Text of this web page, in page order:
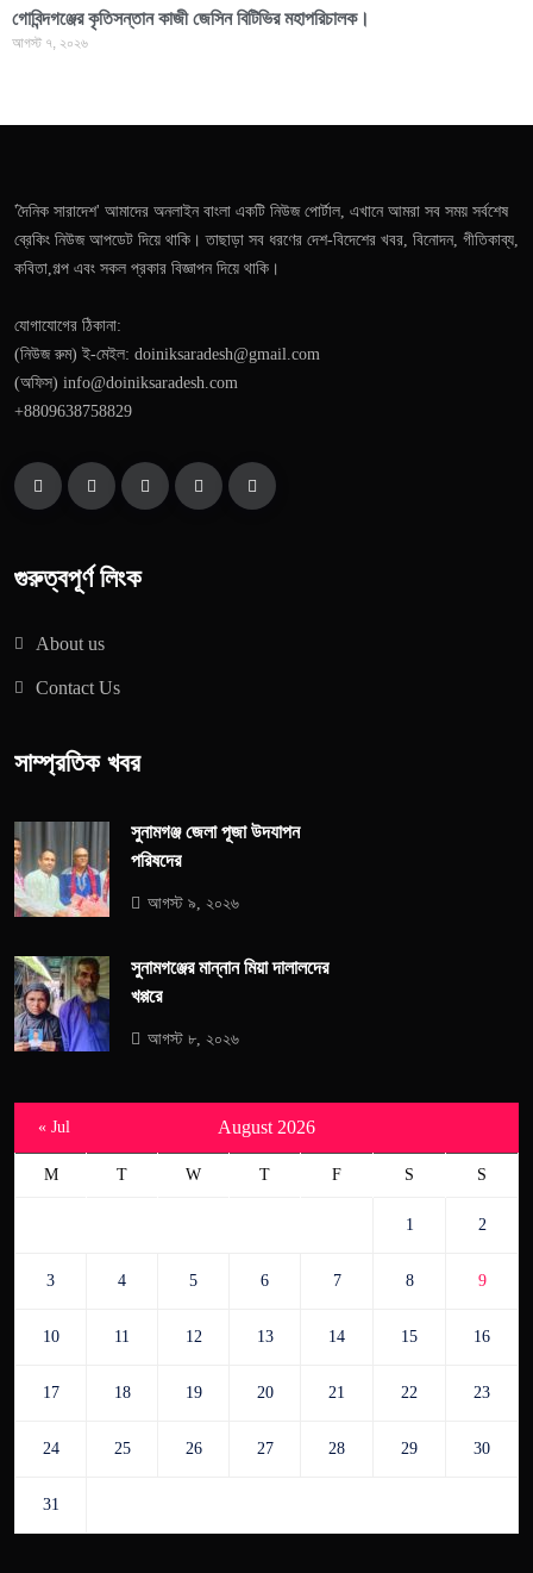
গোবিন্দগঞ্জের কৃতিসন্তান কাজী জেসিন বিটিভির মহাপরিচালক।
আগস্ট ৭, ২০২৬
'দৈনিক সারাদেশ' আমাদের অনলাইন বাংলা একটি নিউজ পোর্টাল, এখানে আমরা সব সময় সর্বশেষ
ব্রেকিং নিউজ আপডেট দিয়ে থাকি। তাছাড়া সব ধরণের দেশ-বিদেশের খবর, বিনোদন, গীতিকাব্য,
কবিতা,গল্প এবং সকল প্রকার বিজ্ঞাপন দিয়ে থাকি।
যোগাযোগের ঠিকানা:
(নিউজ রুম) ই-মেইল: doiniksaradesh@gmail.com
(অফিস) info@doiniksaradesh.com
+8809638758829
গুরুত্বপূর্ণ লিংক
About us
Contact Us
সাম্প্রতিক খবর
সুনামগঞ্জ জেলা পূজা উদযাপন
পরিষদের
আগস্ট ৯, ২০২৬
সুনামগঞ্জের মান্নান মিয়া দালালদের
খপ্পরে
আগস্ট ৮, ২০২৬
August 2026
M T W T F S S
1 2
3 4 5 6 7 8 9
10 11 12 13 14 15 16
17 18 19 20 21 22 23
24 25 26 27 28 29 30
31
« Jul